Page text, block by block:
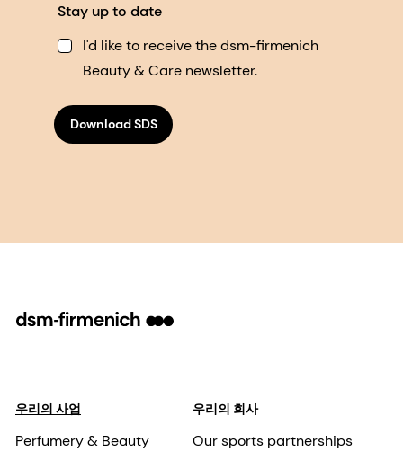
Stay up to date
I'd like to receive the dsm-firmenich
Beauty & Care newsletter.
Download SDS
우리의 사업
Perfumery & Beauty
우리의 회사
Our sports partnerships